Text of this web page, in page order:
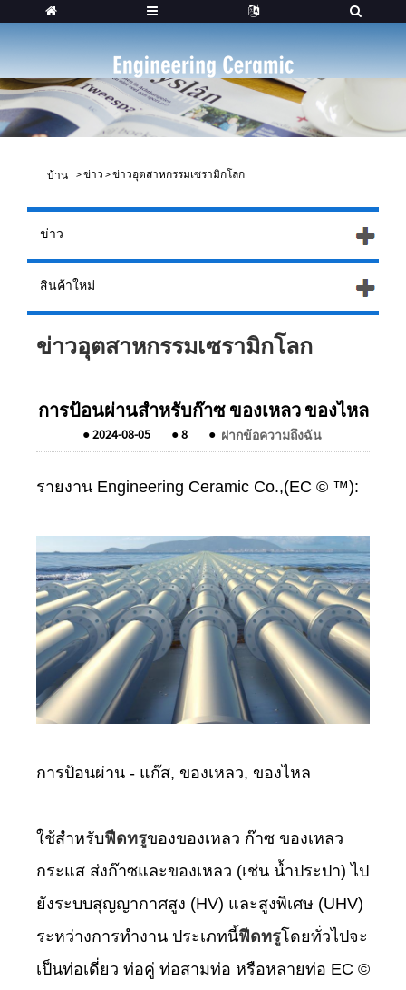
บ้าน >ข่าว >ข่าวอุตสาหกรรมเซรามิกโลก
ข่าว
สินค้าใหม่
ข่าวอุตสาหกรรมเซรามิกโลก
การป้อนผ่านสำหรับก๊าซ ของเหลว ของไหล
●2024-08-05 ●8 ● ฝากข้อความถึงฉัน
รายงาน Engineering Ceramic Co.,(EC © ™):
การป้อนผ่าน - แก๊ส, ของเหลว, ของไหล
ใช้สำหรับฟีดทรูของของเหลว ก๊าซ ของเหลว
กระแส ส่งก๊าซและของเหลว (เช่น น้ำประปา) ไป
ยังระบบสุญญากาศสูง (HV) และสูงพิเศษ (UHV)
ระหว่างการทำงาน ประเภทนี้ฟีดทรูโดยทั่วไปจะ
เป็นท่อเดี่ยว ท่อคู่ ท่อสามท่อ หรือหลายท่อ EC ©